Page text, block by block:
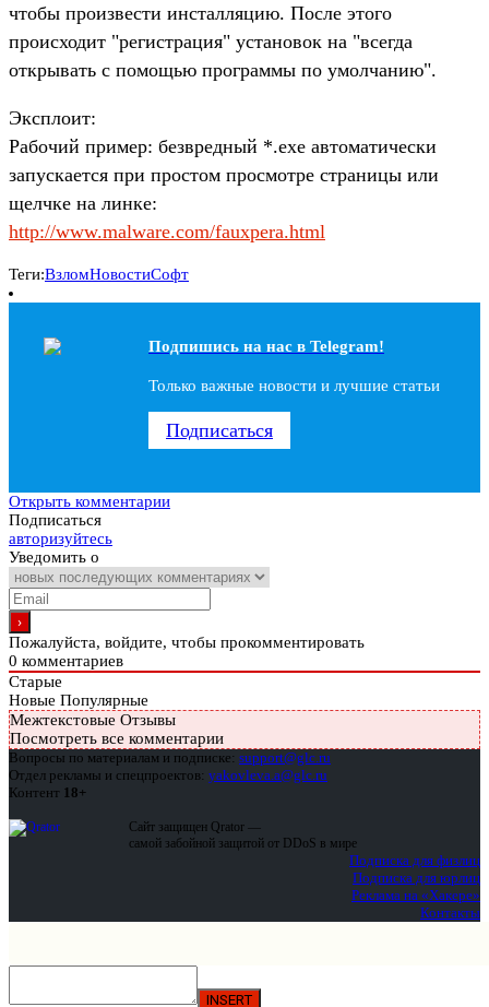
чтобы произвести инсталляцию. После этого
происходит "регистрация" установок на "всегда
открывать с помощью программы по умолчанию".
Эксплоит:
Рабочий пример: безвредный *.exe автоматически
запускается при простом просмотре страницы или
щелчке на линке:
http://www.malware.com/fauxpera.html
Теги:ВзломНовостиСофт
Подпишись на наc в Telegram!
Только важные новости и лучшие статьи
Подписаться
Открыть комментарии
Подписаться
авторизуйтесь
Уведомить о
Пожалуйста, войдите, чтобы прокомментировать
0 комментариев
Старые
Новые Популярные
Межтекстовые Отзывы
Посмотреть все комментарии
Вопросы по материалам и подписке: support@glc.ru
Отдел рекламы и спецпроектов: yakovleva.a@glc.ru
Контент 18+
Сайт защищен Qrator —
самой забойной защитой от DDoS в мире
Подписка для физлиц
Подписка для юрлиц
Реклама на «Хакере»
Контакты
INSERT